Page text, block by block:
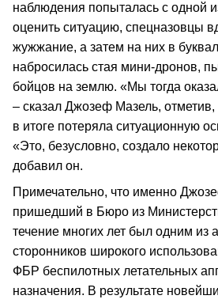
наблюдения попыталась с одной
оценить ситуацию, спецназовцы
жужжание, а затем на них в
набросилась стая мини-дронов,
бойцов на землю. «Мы тогда
– сказал Джозеф Мазель, отметив,
в итоге потеряла ситуационную
«Это, безусловно, создало
добавил он.
Примечательно, что именно
пришедший в Бюро из
течение многих лет был одним из
сторонников широкого
ФБР беспилотных летательных
назначения. В результате